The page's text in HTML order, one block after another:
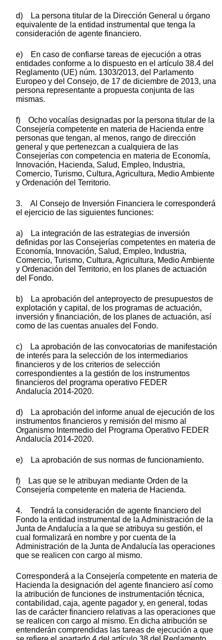
d) La persona titular de la Dirección General u órgano
equivalente de la entidad instrumental que tenga la
consideración de agente financiero.
e) En caso de confiarse tareas de ejecución a otras
entidades conforme a lo dispuesto en el artículo 38.4 del
Reglamento (UE) núm. 1303/2013, del Parlamento
Europeo y del Consejo, de 17 de diciembre de 2013, una
persona representante a propuesta conjunta de las
mismas.
f) Ocho vocalías designadas por la persona titular de la
Consejería competente en materia de Hacienda entre
personas que tengan, al menos, rango de dirección
general y que pertenezcan a cualquiera de las
Consejerías con competencia en materia de Economía,
Innovación, Hacienda, Salud, Empleo, Industria,
Comercio, Turismo, Cultura, Agricultura, Medio Ambiente
y Ordenación del Territorio.
3. Al Consejo de Inversión Financiera le corresponderá
el ejercicio de las siguientes funciones:
a) La integración de las estrategias de inversión
definidas por las Consejerías competentes en materia de
Economía, Innovación, Salud, Empleo, Industria,
Comercio, Turismo, Cultura, Agricultura, Medio Ambiente
y Ordenación del Territorio, en los planes de actuación
del Fondo.
b) La aprobación del anteproyecto de presupuestos de
explotación y capital, de los programas de actuación,
inversión y financiación, de los planes de actuación, así
como de las cuentas anuales del Fondo.
c) La aprobación de las convocatorias de manifestación
de interés para la selección de los intermediarios
financieros y de los criterios de selección
correspondientes a la gestión de los instrumentos
financieros del programa operativo FEDER
Andalucía 2014-2020.
d) La aprobación del informe anual de ejecución de los
instrumentos financieros y remisión del mismo al
Organismo Intermedio del Programa Operativo FEDER
Andalucía 2014-2020.
e) La aprobación de sus normas de funcionamiento.
f) Las que se le atribuyan mediante Orden de la
Consejería competente en materia de Hacienda.
4. Tendrá la consideración de agente financiero del
Fondo la entidad instrumental de la Administración de la
Junta de Andalucía a la que se atribuya su gestión, el
cual formalizará en nombre y por cuenta de la
Administración de la Junta de Andalucía las operaciones
que se realicen con cargo al mismo.
Corresponderá a la Consejería competente en materia de
Hacienda la designación del agente financiero así como
la atribución de funciones de instrumentación técnica,
contabilidad, caja, agente pagador y, en general, todas
las de carácter financiero relativas a las operaciones que
se realicen con cargo al mismo. En dicha atribución se
entenderán comprendidas las tareas de ejecución a que